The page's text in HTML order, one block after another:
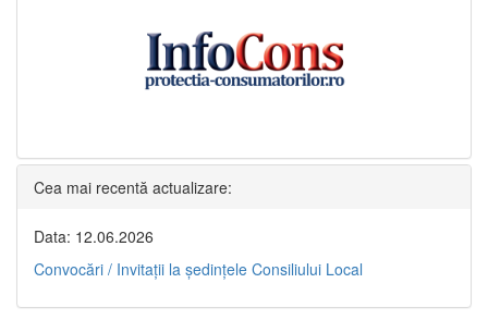
Cea mai recentă actualizare:
Data: 12.06.2026
Convocări / Invitaţii la şedinţele Consiliului Local